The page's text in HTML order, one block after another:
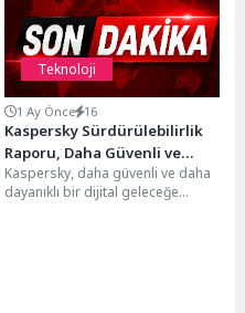
Teknoloji
1 Ay Önce 16
Kaspersky Sürdürülebilirlik
Raporu, Daha Güvenli ve
Dayanıklı Bir Dijital Geleceğin
Yol Haritasını Ortaya Koyuyor
Kaspersky, daha güvenli ve daha
dayanıklı bir dijital geleceğe